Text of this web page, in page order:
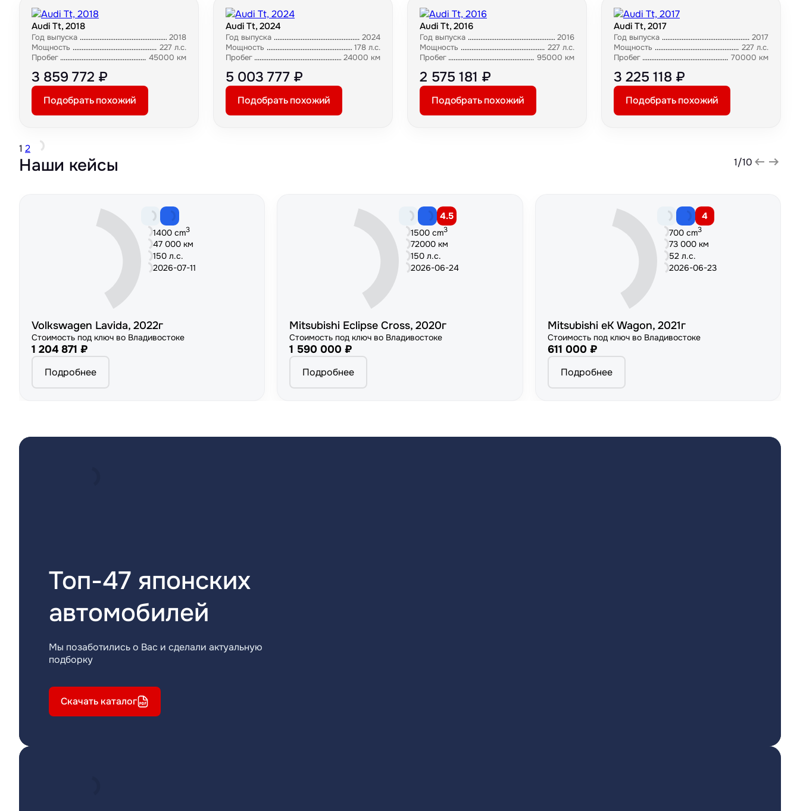
Audi Tt, 2018
Год выпуска
2018
Мощность
227 л.с.
Пробег
45000 км
3 859 772 ₽
Подобрать похожий
Audi Tt, 2024
Год выпуска
2024
Мощность
178 л.с.
Пробег
24000 км
5 003 777 ₽
Подобрать похожий
Audi Tt, 2016
Год выпуска
2016
Мощность
227 л.с.
Пробег
95000 км
2 575 181 ₽
Подобрать похожий
Audi Tt, 2017
Год выпуска
2017
Мощность
227 л.с.
Пробег
70000 км
3 225 118 ₽
Подобрать похожий
1 2
Наши кейсы 1/10
1400 cm3
47 000 км
150 л.с.
2026-07-11
Volkswagen Lavida, 2022г
Стоимость под ключ во Владивостоке
1 204 871 ₽
Подробнее
4.5
1500 cm3
72000 км
150 л.с.
2026-06-24
Mitsubishi Eclipse Cross, 2020г
Стоимость под ключ во Владивостоке
1 590 000 ₽
Подробнее
4
700 cm3
73 000 км
52 л.с.
2026-06-23
Mitsubishi eK Wagon, 2021г
Стоимость под ключ во Владивостоке
611 000 ₽
Подробнее
Топ-47 японских
автомобилей
Мы позаботились о Вас и сделали актуальную
подборку
Скачать каталог